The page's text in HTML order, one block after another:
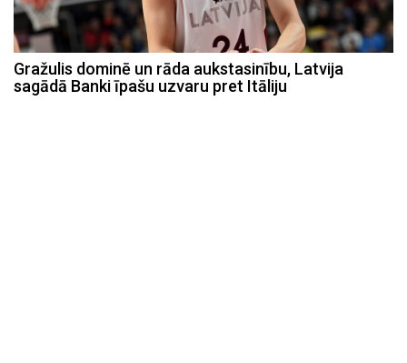
Gražulis dominē un rāda aukstasinību, Latvija
sagādā Banki īpašu uzvaru pret Itāliju